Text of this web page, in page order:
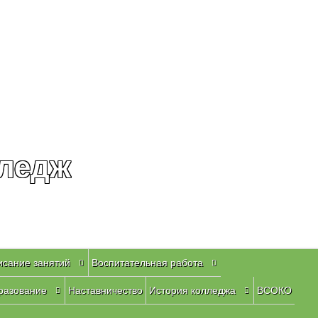
занятий Воспитательная работа
Наставничество История колледжа ВСОКО